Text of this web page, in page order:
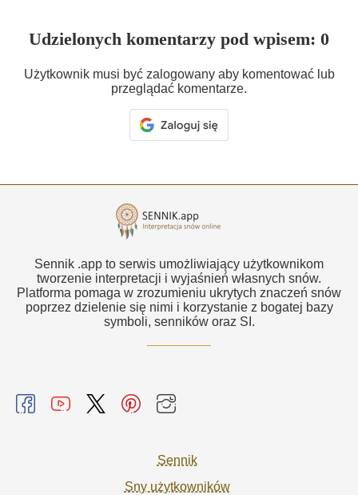
Udzielonych komentarzy pod wpisem: 0
Użytkownik musi być zalogowany aby komentować lub
przeglądać komentarze.
Sennik .app to serwis umożliwiający użytkownikom
tworzenie interpretacji i wyjaśnień własnych snów.
Platforma pomaga w zrozumieniu ukrytych znaczeń snów
poprzez dzielenie się nimi i korzystanie z bogatej bazy
symboli, senników oraz SI.
Sennik
Sny użytkowników